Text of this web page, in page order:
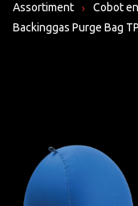
Assortiment Cobot
Backinggas Purge Bag